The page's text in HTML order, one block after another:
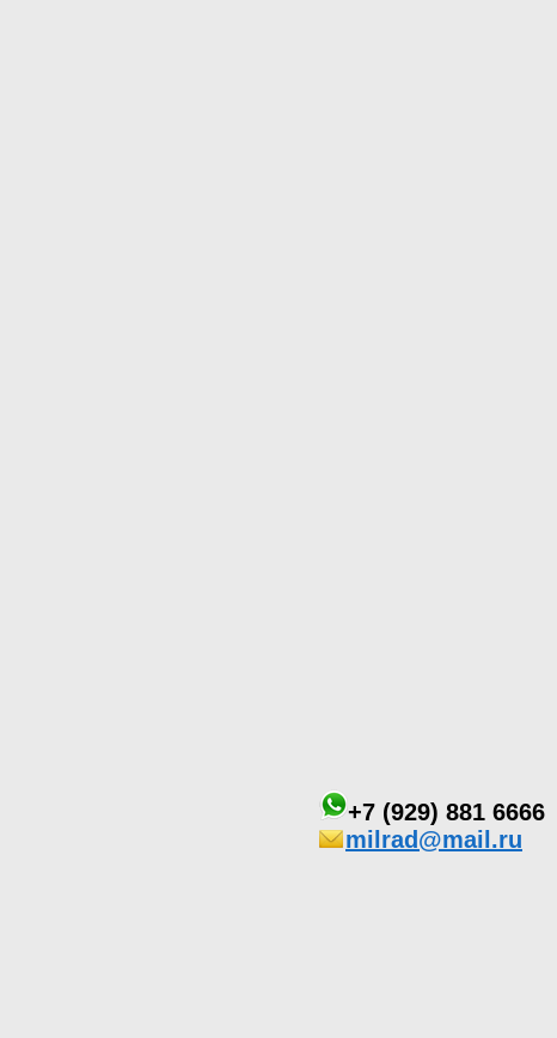
+7 (929) 881 6666
milrad@mail.ru